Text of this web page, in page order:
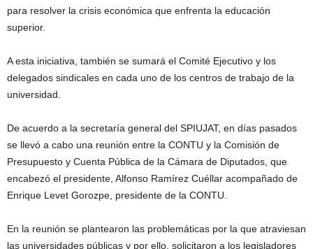
para resolver la crisis económica que enfrenta la educación
superior.
A esta iniciativa, también se sumará el Comité Ejecutivo y los
delegados sindicales en cada uno de los centros de trabajo de la
universidad.
De acuerdo a la secretaría general del SPIUJAT, en días pasados
se llevó a cabo una reunión entre la CONTU y la Comisión de
Presupuesto y Cuenta Pública de la Cámara de Diputados, que
encabezó el presidente, Alfonso Ramírez Cuéllar acompañado de
Enrique Levet Gorozpe, presidente de la CONTU.
En la reunión se plantearon las problemáticas por la que atraviesan
las universidades públicas y por ello, solicitaron a los legisladores